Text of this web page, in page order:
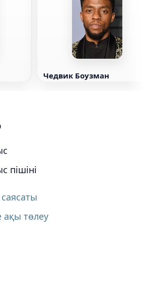
Чедвик Боузман
пішіні
ақы төлеу